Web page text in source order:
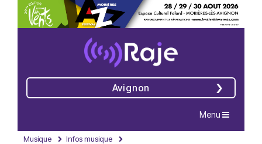
Avignon
Navigation
Menu
Musique
Infos musique